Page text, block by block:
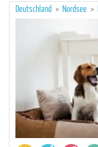
Deutschland > Nordsee >